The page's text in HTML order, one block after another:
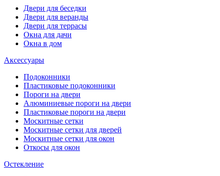
Двери для беседки
Двери для веранды
Двери для террасы
Окна для дачи
Окна в дом
Аксессуары
Подоконники
Пластиковые подоконники
Пороги на двери
Алюминиевые пороги на двери
Пластиковые пороги на двери
Москитные сетки
Москитные сетки для дверей
Москитные сетки для окон
Откосы для окон
Остекление